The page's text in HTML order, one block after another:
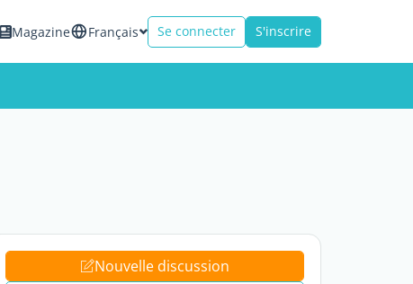
Magazine Français Se connecter S'inscrire
Nouvelle discussion